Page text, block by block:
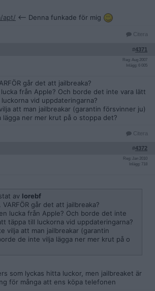
apt/ <-- Denna funkade för mig
Citera
#4371
Reg: Aug 2007
Inlägg: 6 005
går det att jailbreaka?
från Apple? Och borde det inte vara lätt
vid uppdateringarna?
att man jailbreakar (garantin försvinner ju)
lägga ner mer krut på o stoppa det?
Citera
#4372
Reg: Jan 2010
Inlägg: 718
av lorebf
går det att jailbreaka?
lucka från Apple? Och borde det inte
täppa till luckorna vid uppdateringarna?
vilja att man jailbreakar (garantin
de inte vilja lägga ner mer krut på o
som lyckas hitta luckor, men jailbreaket är
för många att ens köpa telefonen